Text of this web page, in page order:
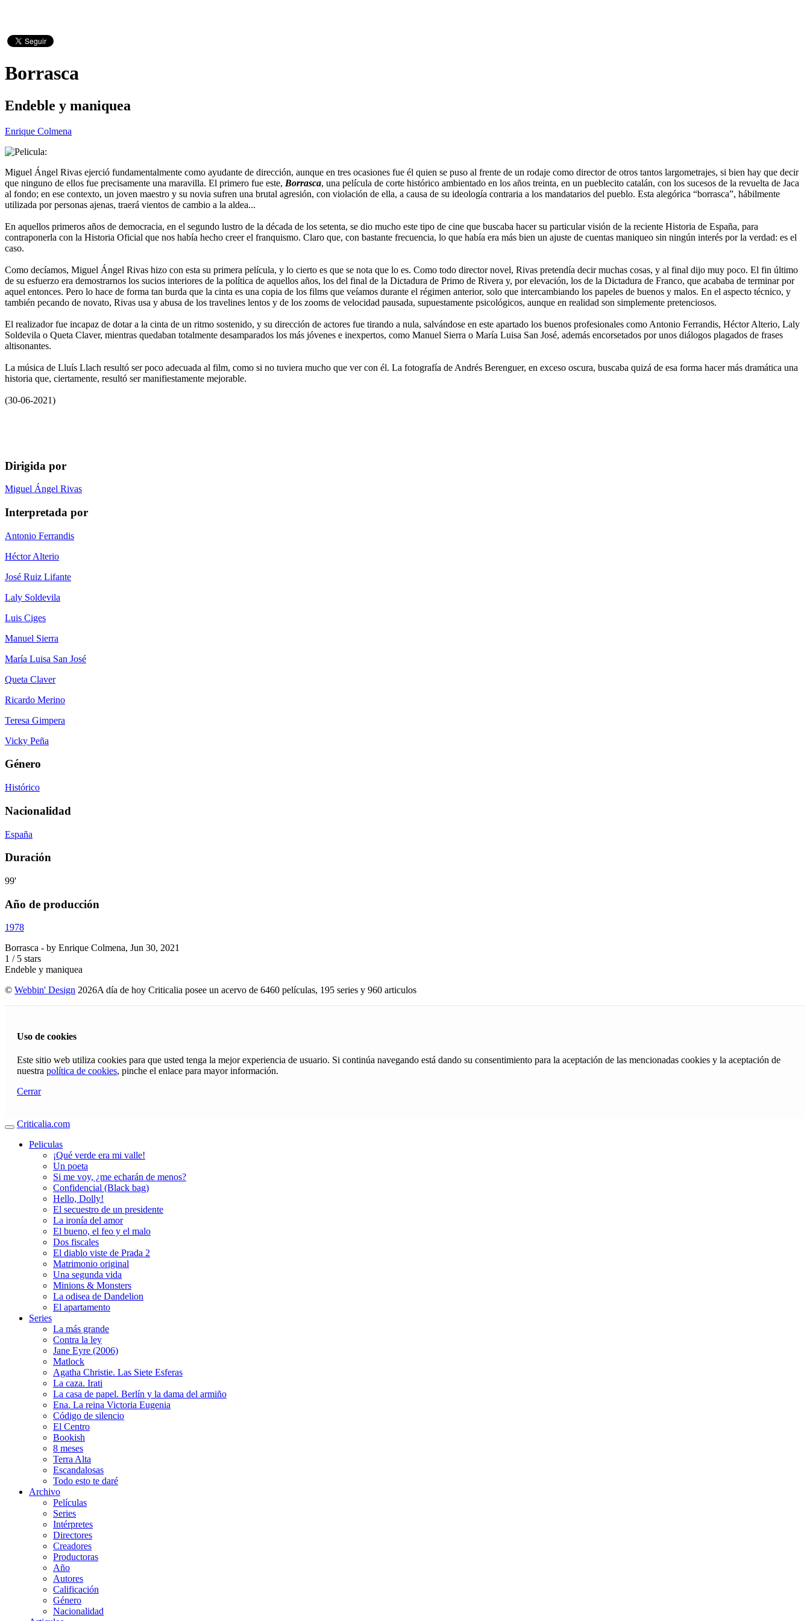
Borrasca
Endeble y maniquea
Enrique Colmena
Miguel Ángel Rivas ejerció fundamentalmente como ayudante de dirección, aunque en tres ocasiones fue él quien se puso al frente de un rodaje como director de otros tantos largometrajes, si bien hay que decir
que ninguno de ellos fue precisamente una maravilla. El primero fue este, Borrasca, una película de corte histórico ambientado en los años treinta, en un pueblecito catalán, con los sucesos de la revuelta de Jaca
al fondo; en ese contexto, un joven maestro y su novia sufren una brutal agresión, con violación de ella, a causa de su ideología contraria a los mandatarios del pueblo. Esta alegórica “borrasca”, hábilmente
utilizada por personas ajenas, traerá vientos de cambio a la aldea...
En aquellos primeros años de democracia, en el segundo lustro de la década de los setenta, se dio mucho este tipo de cine que buscaba hacer su particular visión de la reciente Historia de España, para
contraponerla con la Historia Oficial que nos había hecho creer el franquismo. Claro que, con bastante frecuencia, lo que había era más bien un ajuste de cuentas maniqueo sin ningún interés por la verdad: es el
caso.
Como decíamos, Miguel Ángel Rivas hizo con esta su primera película, y lo cierto es que se nota que lo es. Como todo director novel, Rivas pretendía decir muchas cosas, y al final dijo muy poco. El fin último
de su esfuerzo era demostrarnos los sucios interiores de la política de aquellos años, los del final de la Dictadura de Primo de Rivera y, por elevación, los de la Dictadura de Franco, que acababa de terminar por
aquel entonces. Pero lo hace de forma tan burda que la cinta es una copia de los films que veíamos durante el régimen anterior, solo que intercambiando los papeles de buenos y malos. En el aspecto técnico, y
también pecando de novato, Rivas usa y abusa de los travelines lentos y de los zooms de velocidad pausada, supuestamente psicológicos, aunque en realidad son simplemente pretenciosos.
El realizador fue incapaz de dotar a la cinta de un ritmo sostenido, y su dirección de actores fue tirando a nula, salvándose en este apartado los buenos profesionales como Antonio Ferrandis, Héctor Alterio, Laly
Soldevila o Queta Claver, mientras quedaban totalmente desamparados los más jóvenes e inexpertos, como Manuel Sierra o María Luisa San José, además encorsetados por unos diálogos plagados de frases
altisonantes.
La música de Lluís Llach resultó ser poco adecuada al film, como si no tuviera mucho que ver con él. La fotografía de Andrés Berenguer, en exceso oscura, buscaba quizá de esa forma hacer más dramática una
historia que, ciertamente, resultó ser manifiestamente mejorable.
(30-06-2021)
Dirigida por
Miguel Ángel Rivas
Interpretada por
Antonio Ferrandis
Héctor Alterio
José Ruiz Lifante
Laly Soldevila
Luis Ciges
Manuel Sierra
María Luisa San José
Queta Claver
Ricardo Merino
Teresa Gimpera
Vicky Peña
Género
Histórico
Nacionalidad
España
Duración
99'
Año de producción
1978
Borrasca - by Enrique Colmena, Jun 30, 2021
1 / 5 stars
Endeble y maniquea
© Webbin' Design 2026A día de hoy Criticalia posee un acervo de 6460 películas, 195 series y 960 articulos
Uso de cookies
Este sitio web utiliza cookies para que usted tenga la mejor experiencia de usuario. Si continúa navegando está dando su consentimiento para la aceptación de las mencionadas cookies y la aceptación de
nuestra política de cookies, pinche el enlace para mayor información.
Cerrar
Criticalia.com
Peliculas
¡Qué verde era mi valle!
Un poeta
Si me voy, ¿me echarán de menos?
Confidencial (Black bag)
Hello, Dolly!
El secuestro de un presidente
La ironía del amor
El bueno, el feo y el malo
Dos fiscales
El diablo viste de Prada 2
Matrimonio original
Una segunda vida
Minions & Monsters
La odisea de Dandelion
El apartamento
Series
La más grande
Contra la ley
Jane Eyre (2006)
Matlock
Agatha Christie. Las Siete Esferas
La caza. Irati
La casa de papel. Berlín y la dama del armiño
Ena. La reina Victoria Eugenia
Código de silencio
El Centro
Bookish
8 meses
Terra Alta
Escandalosas
Todo esto te daré
Archivo
Películas
Series
Intérpretes
Directores
Creadores
Productoras
Año
Autores
Calificación
Género
Nacionalidad